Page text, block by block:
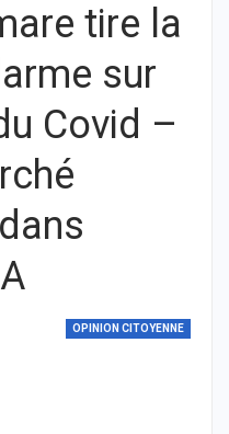
tire la
sur
Covid –
OPINION CITOYENNE